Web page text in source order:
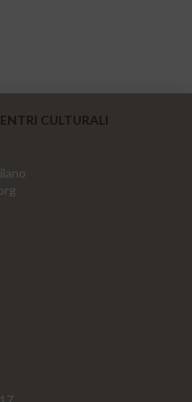
CULTURALI